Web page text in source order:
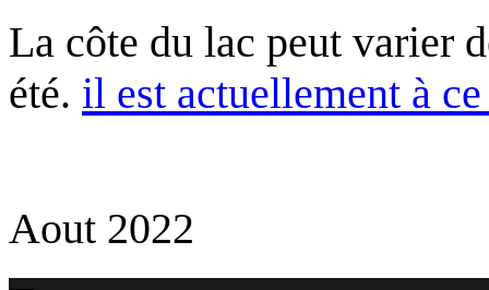
La côte du lac peut varier
été. il est actuellement à
Aout 2022